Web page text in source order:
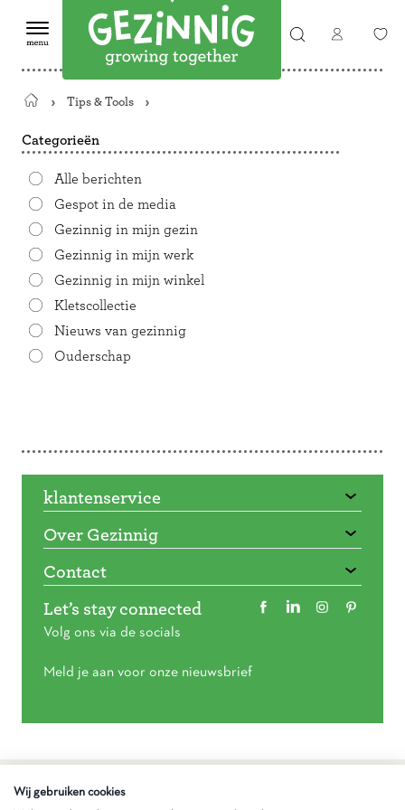
Terug
de
Tips & Tools
Categorieën
Alle berichten
Gespot in de media
Gezinnig in mijn gezin
Gezinnig in mijn werk
Gezinnig in mijn winkel
Kletscollectie
Nieuws van gezinnig
Ouderschap
klantenservice
Over Gezinnig
Contact
Let’s stay connected
Volg ons via de socials
Meld je aan voor onze nieuwsbrief
Wij gebruiken cookies